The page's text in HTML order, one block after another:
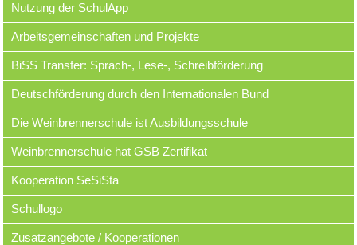
Nutzung der SchulApp
Arbeitsgemeinschaften und Projekte
BiSS Transfer: Sprach-, Lese-, Schreibförderung
Deutschförderung durch den Internationalen Bund
Die Weinbrennerschule ist Ausbildungsschule
Weinbrennerschule hat GSB Zertifikat
Kooperation SeSiSta
Schullogo
Zusatzangebote / Kooperationen